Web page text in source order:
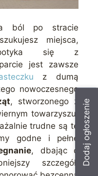
Dodaj ogłoszenie
ból po stracie
miejsca,
się z
jest zawsze
z dumą
nowoczesnego
, stworzonego z
towarzyszu.
trudne są te
godne i pełne
, dbając o
szczegół.